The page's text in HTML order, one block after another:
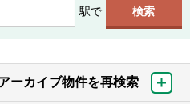
駅で
ーカイブ物件を再検索